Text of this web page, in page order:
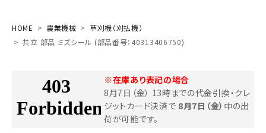
閲覧履歴一覧
農業機械
農業資材
HOME 農業機械
草刈機（刈払機）
共立 部品 ミズシール (部品番号：40313406750)
※在庫あり表記の場合
8月7日（金） 13時までの代金引換・クレ
ジットカード決済で 8月7日（金） 中の出
荷が可能です。